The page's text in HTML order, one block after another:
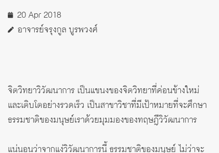
20 Apr 2018
อาจารย์จรุงกูล บูรพวงศ์
จิตวิทยาวิวัฒนาการ เป็นแขนงของจิตวิทยาที่ค่อนข้างใหม่
และเติบโตอย่างรวดเร็ว เป็นสาขาวิชาที่มีเป้าหมายที่จะศึกษา
ธรรมชาติของมนุษย์เราด้วยมุมมองของทฤษฎีวิวัฒนาการ
แน่นอนว่าจากแง่วิวัฒนาการนี้ ธรรมชาติของมนุษย์ ไม่ว่าจะ